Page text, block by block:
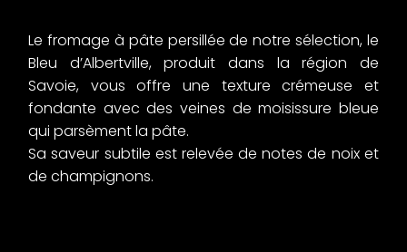
Le fromage à pâte persillée de notre sélection, le
Bleu d’Albertville, produit dans la région de
Savoie, vous offre une texture crémeuse et
fondante avec des veines de moisissure bleue
qui parsèment la pâte.
Sa saveur subtile est relevée de notes de noix et
de champignons.